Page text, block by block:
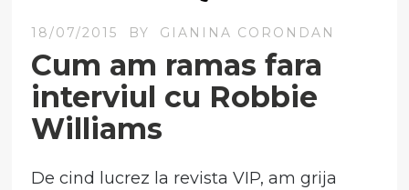
18/07/2015 BY GIANINA CORONDAN
Cum am ramas fara
interviul cu Robbie
Williams
De cind lucrez la revista VIP, am grija